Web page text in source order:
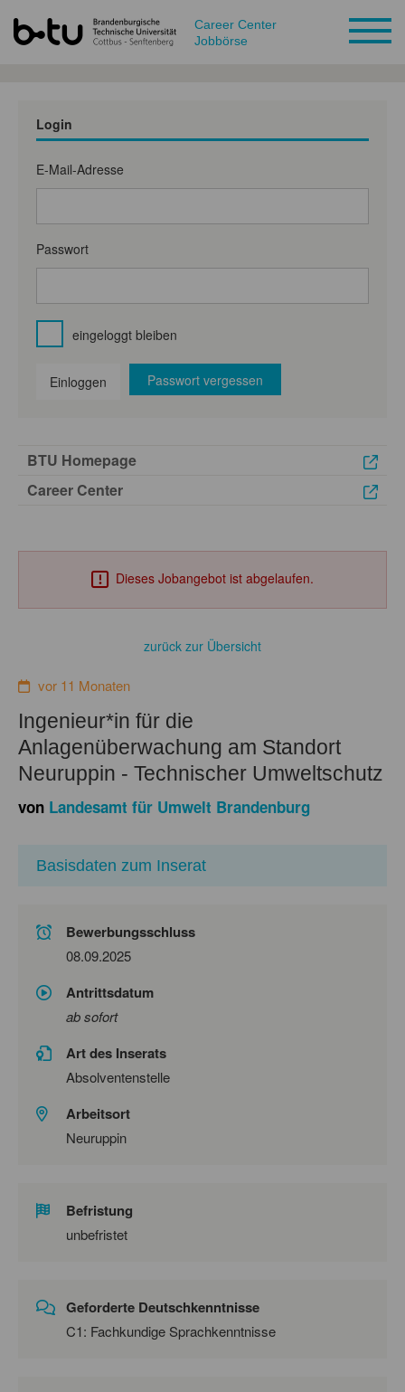
Career Center
Jobbörse
Login
E-Mail-Adresse
Passwort
eingeloggt bleiben
Einloggen Passwort vergessen
BTU Homepage
Career Center
Dieses Jobangebot ist abgelaufen.
zurück zur Übersicht
vor 11 Monaten
Ingenieur*in für die
Anlagenüberwachung am Standort
Neuruppin - Technischer Umweltschutz
von Landesamt für Umwelt Brandenburg
Basisdaten zum Inserat
Bewerbungsschluss
08.09.2025
Antrittsdatum
ab sofort
Art des Inserats
Absolventenstelle
Arbeitsort
Neuruppin
Befristung
unbefristet
Geforderte Deutschkenntnisse
C1: Fachkundige Sprachkenntnisse